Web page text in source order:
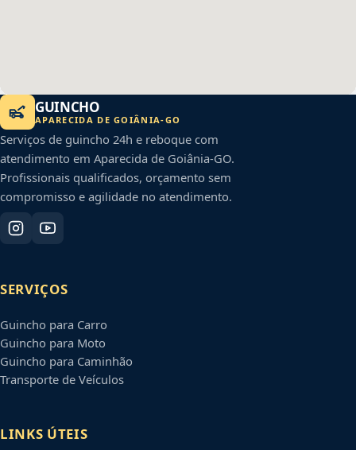
GUINCHO
APARECIDA DE GOIÂNIA-GO
Serviços de guincho 24h e reboque com
atendimento em Aparecida de Goiânia-GO.
Profissionais qualificados, orçamento sem
compromisso e agilidade no atendimento.
SERVIÇOS
Guincho para Carro
Guincho para Moto
Guincho para Caminhão
Transporte de Veículos
LINKS ÚTEIS